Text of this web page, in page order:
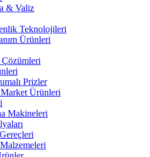
& Valiz
Teknolojileri
Ürünleri
Prizler
Market Ürünleri
Makineleri